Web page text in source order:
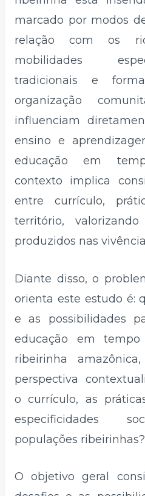
marcado por modos
relação com os
mobilidades
tradicionais e
organização
influenciam
ensino e
educação em
contexto implica
entre currículo,
território,
produzidos nas
Diante disso, o
orienta este estudo é:
e as possibilidades
educação em
ribeirinha
perspectiva
o currículo, as
especificidades
populações ribeirinhas?
O objetivo geral